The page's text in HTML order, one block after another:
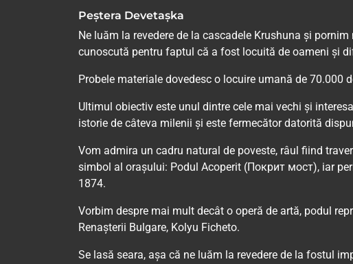
Peștera Devetașka
Ne luăm la revedere de la cascadele Krushuna și
cunoscută pentru faptul că a fost locuită de oameni și
Probele materiale dovedesc o locuire umană de 70.000
Ultimul obiectiv este unul dintre cele mai vechi și
istorie de câteva milenii și este fermecător datorită
Vom admira un cadru natural de poveste, râul fiind
simbol al orașului: Podul Acoperit (Покрит мост), iar
1874.
Vorbim despre mai mult decât o operă de artă, podul
Renașterii Bulgare, Kolyu Ficheto.
Se lasă seara, așa că ne luăm la revedere de la fostul